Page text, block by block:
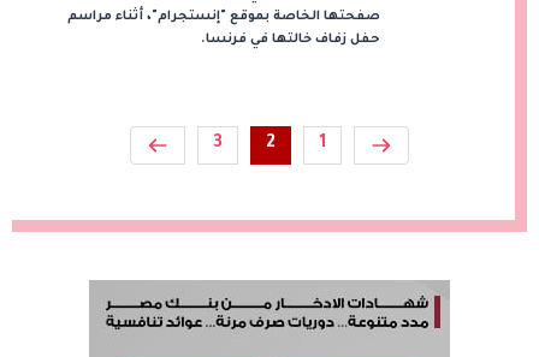
صفحتها الخاصة بموقع "إنستجرام"، أثناء مراسم
حفل زفاف خالتها في فرنسا.
1
2
3